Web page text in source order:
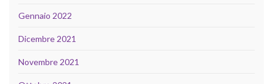
Gennaio 2022
Dicembre 2021
Novembre 2021